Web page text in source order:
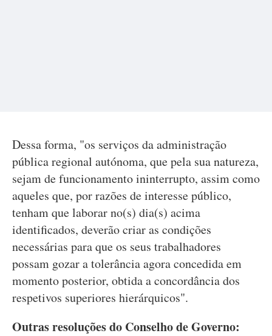
Dessa forma, "os serviços da administração
pública regional autónoma, que pela sua natureza,
sejam de funcionamento ininterrupto, assim como
aqueles que, por razões de interesse público,
tenham que laborar no(s) dia(s) acima
identificados, deverão criar as condições
necessárias para que os seus trabalhadores
possam gozar a tolerância agora concedida em
momento posterior, obtida a concordância dos
respetivos superiores hierárquicos".
Outras resoluções do Conselho de Governo: